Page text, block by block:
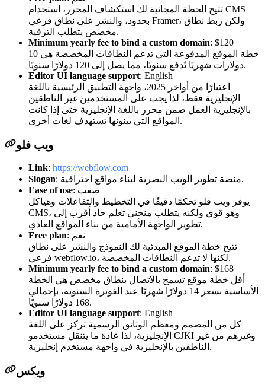
تتيح الخطة المجانية لك استكشاف المحرر، استخدام CMS
بحدود، والنشر على نطاق فرعي Framer، ولكن ربط نطاق
مخصص يتطلب الترقية.
Minimum yearly fee to bind a custom domain: $120
خطة الموقع المدفوعة التي تدعم النطاقات المخصصة هي 10
دولارات شهريًا تُدفع سنويًا، مما يصل إلى 120 دولارًا سنويًا.
Editor UI language support: English
اعتبارًا من أواخر 2025، واجهة التطبيق الرئيسية باللغة
الإنجليزية فقط، لذا يجب على المستخدمين غير الناطقين
بالإنجليزية العمل ضمن محرر باللغة الإنجليزية حتى إذا كانت
المواقع التي يبنونها تستهدف لغات أخرى.
ويب فلو
Link: https://webflow.com
Slogan
: منصة تطوير الويب البصرية لبناء مواقع احترافية.
Ease of use : صعب
يوفر ويب فلو تحكمًا دقيقًا في التخطيط والتفاعلات وهياكل
CMS، وهو قوي ولكنه يتطلب منحنى تعلم حاد أقرب إلى
تطوير الواجهة الأمامية من بناء المواقع العادي.
Free plan
: نعم
تتيح خطة الموقع المبدئية لك النموذج والنشر على نطاق
فرعي webflow.io، لكنها لا تدعم النطاقات المخصصة.
Minimum yearly fee to bind a custom domain: $168
أقل خطة موقع تسمح بالاتصال بنطاق مخصص هي الخطة
الأساسية بسعر 14 دولارًا شهريًا عند الفوترة السنوية، بإجمالي
168 دولارًا سنويًا.
Editor UI language support: English
كل من المصمم ومعظم الوثائق الرسمية تركز على اللغة
الإنجليزية، لذا عادة ما يتنقل مستخدمو CJKI وغيرهم من غير
الناطقين بالإنجليزية في واجهة مستخدم إنجليزية.
ويكس